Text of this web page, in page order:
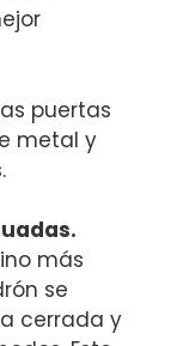
puertas
metal y
más
se
cerrada y